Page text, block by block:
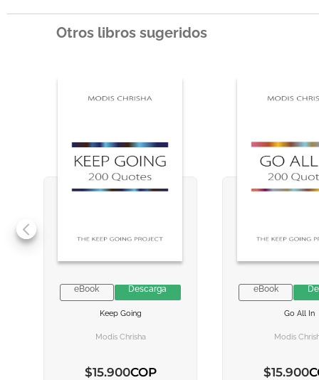
Otros libros sugeridos
VER INFORMACION
VER INFORMACION
eBook Descarga
Keep Going
Modis Chrisha
$15.900COP
VER
VER
eBook
Go All In
Modis
$15.900